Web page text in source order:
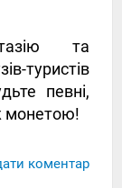
та
певні,
монетою!
коментар